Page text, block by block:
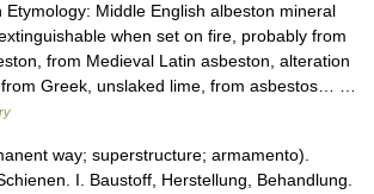
Middle English albeston mineral
when set on fire, probably from
from Medieval Latin asbeston, alteration
Greek, unslaked lime, from asbestos… …
way; superstructure; armamento).
I. Baustoff, Herstellung, Behandlung.